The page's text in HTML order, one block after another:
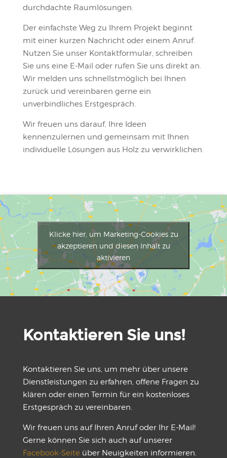
durchdachte Raumlösungen.
Der einfachste Weg zu Ihrem Projekt beginnt
mit einer kurzen Nachricht oder einem Anruf.
Nutzen Sie unser Kontaktformular, schreiben
Sie uns eine E-Mail oder rufen Sie uns direkt an.
Wir melden uns schnellstmöglich bei Ihnen
zurück und vereinbaren gerne ein
unverbindliches Erstgespräch.
Wir freuen uns darauf, Ihre Ideen
kennenzulernen und gemeinsam mit Ihnen
individuelle Lösungen aus Holz zu verwirklichen.
Klicke hier, um Marketing-Cookies zu
akzeptieren und diesen Inhalt zu
aktivieren
Kontaktieren Sie uns!
Kontaktieren Sie uns, um mehr über unsere
Dienstleistungen zu erfahren, offene Fragen zu
klären oder einen Termin für ein kostenloses
Erstgespräch zu vereinbaren.
Wir freuen uns auf Ihren Anruf oder Ihr E-Mail!
Gerne können Sie sich auch auf unserer
Facebook-Seite über Neuigkeiten informieren.